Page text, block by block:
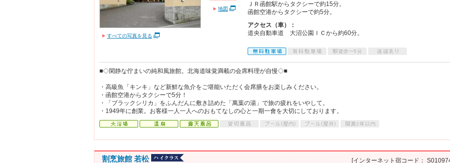
すべての写真を見る
地図
ＪＲ函館駅からタクシーで約15分。
函館空港からタクシーで約5分。
アクセス（車）：
道央自動車道 大沼公園ＩＣから約60分。
■◇閑静な佇まいの純和風旅館。北海道味覚満載の会席料理が自慢◇■
・高級魚「キンキ」など新鮮な魚介をご堪能いただく会席膳をお楽しみください。
・函館空港からタクシーで5分！
・「ブラックシリカ」をふんだんに敷き詰めた「萬葉の湯」で旅の疲れをいやして。
・1949年に創業。お客様一人一人へのおもてなしの心と一期一會を大切にしております。
割烹旅館 若松 [インターネット宿コード：